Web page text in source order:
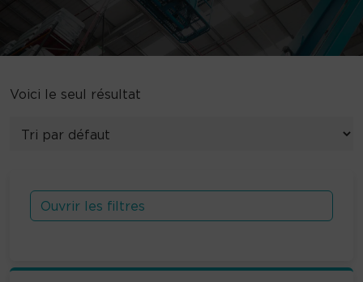
Voici le seul résultat
Ouvrir les filtres